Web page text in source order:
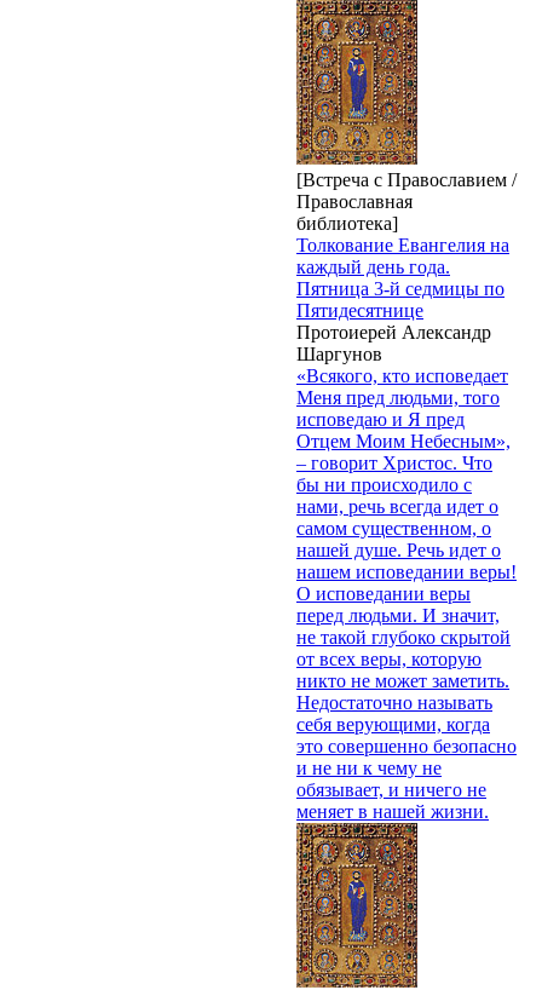
[Встреча с Православием /
Православная
библиотека]
Толкование Евангелия на
каждый день года.
Пятница 3-й седмицы по
Пятидесятнице
Протоиерей Александр
Шаргунов
«Всякого, кто исповедает
Меня пред людьми, того
исповедаю и Я пред
Отцем Моим Небесным»,
– говорит Христос. Что
бы ни происходило с
нами, речь всегда идет о
самом существенном, о
нашей душе. Речь идет о
нашем исповедании веры!
О исповедании веры
перед людьми. И значит,
не такой глубоко скрытой
от всех веры, которую
никто не может заметить.
Недостаточно называть
себя верующими, когда
это совершенно безопасно
и не ни к чему не
обязывает, и ничего не
меняет в нашей жизни.